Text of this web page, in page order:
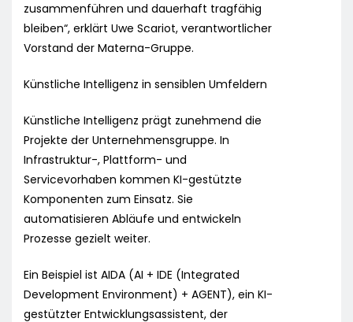
zusammenführen und dauerhaft tragfähig
bleiben“, erklärt Uwe Scariot, verantwortlicher
Vorstand der Materna-Gruppe.
Künstliche Intelligenz in sensiblen Umfeldern
Künstliche Intelligenz prägt zunehmend die
Projekte der Unternehmensgruppe. In
Infrastruktur-, Plattform- und
Servicevorhaben kommen KI-gestützte
Komponenten zum Einsatz. Sie
automatisieren Abläufe und entwickeln
Prozesse gezielt weiter.
Ein Beispiel ist AIDA (AI + IDE (Integrated
Development Environment) + AGENT), ein KI-
gestützter Entwicklungsassistent, der